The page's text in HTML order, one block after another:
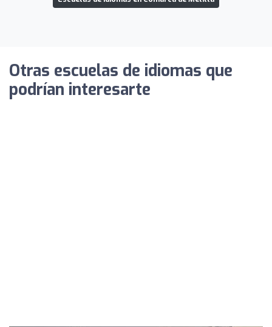
Otras escuelas de idiomas que
podrían interesarte